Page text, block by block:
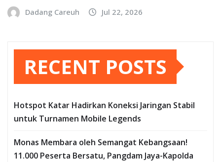
Dadang Careuh Jul 22, 2026
RECENT POSTS
Hotspot Katar Hadirkan Koneksi Jaringan Stabil
untuk Turnamen Mobile Legends
Monas Membara oleh Semangat Kebangsaan!
11.000 Peserta Bersatu, Pangdam Jaya-Kapolda